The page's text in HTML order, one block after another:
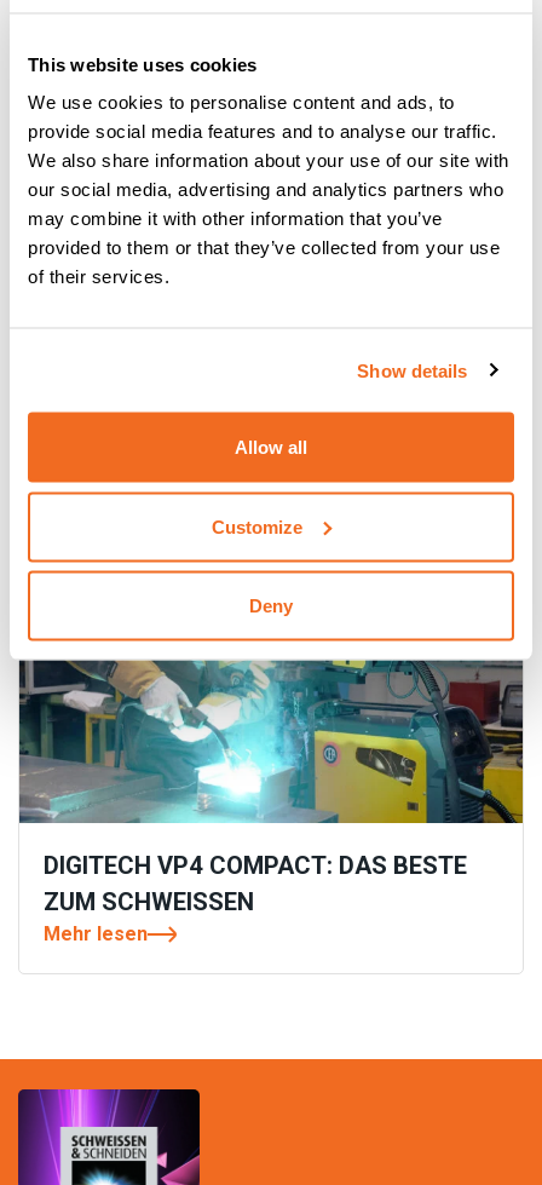
This website uses cookies
We use cookies to personalise content and ads, to
provide social media features and to analyse our traffic.
We also share information about your use of our site with
our social media, advertising and analytics partners who
may combine it with other information that you’ve
provided to them or that they’ve collected from your use
of their services.
Show details
Allow all
Customize
Deny
YARD MOBILE: Ein Schritt nach vorn
DIGITECH VP4 COMPACT: DAS BESTE
ZUM SCHWEISSEN
Mehr lesen